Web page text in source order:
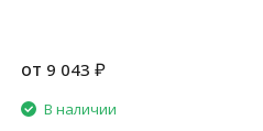
от 9 043 ₽
В наличии